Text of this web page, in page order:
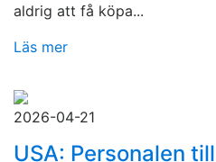
aldrig att få köpa...
Läs mer
2026-04-21
USA: Personalen